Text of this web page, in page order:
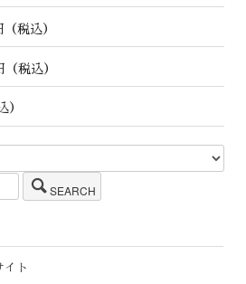
税込）
税込）
）
SEARCH
イト